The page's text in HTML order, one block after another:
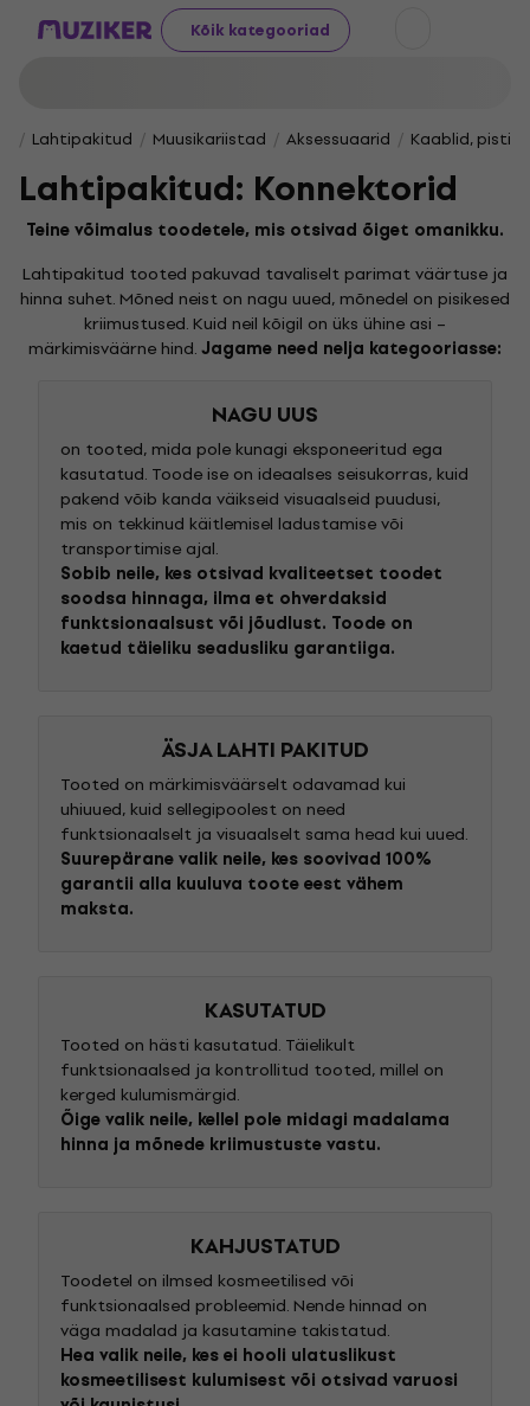
Kõik kategooriad
Lahtipakitud Muusikariistad Aksessuaarid Kaablid,
Lahtipakitud: Konnektorid
Teine võimalus toodetele, mis otsivad õiget omanikku.
Lahtipakitud tooted pakuvad tavaliselt parimat väärtuse ja
hinna suhet. Mõned neist on nagu uued, mõnedel on pisikesed
kriimustused. Kuid neil kõigil on üks ühine asi –
märkimisväärne hind.Jagame need nelja kategooriasse:
NAGU UUS
on tooted, mida pole kunagi eksponeeritud ega
kasutatud. Toode ise on ideaalses seisukorras, kuid
pakend võib kanda väikseid visuaalseid puudusi,
mis on tekkinud käitlemisel ladustamise või
transportimise ajal.
Sobib neile, kes otsivad kvaliteetset toodet
soodsa hinnaga, ilma et ohverdaksid
funktsionaalsust või jõudlust. Toode on
kaetud täieliku seadusliku garantiiga.
ÄSJA LAHTI PAKITUD
Tooted on märkimisväärselt odavamad kui
uhiuued, kuid sellegipoolest on need
funktsionaalselt ja visuaalselt sama head kui uued.
Suurepärane valik neile, kes soovivad 100%
garantii alla kuuluva toote eest vähem
maksta.
KASUTATUD
Tooted on hästi kasutatud. Täielikult
funktsionaalsed ja kontrollitud tooted, millel on
kerged kulumismärgid.
Õige valik neile, kellel pole midagi madalama
hinna ja mõnede kriimustuste vastu.
KAHJUSTATUD
Toodetel on ilmsed kosmeetilised või
funktsionaalsed probleemid. Nende hinnad on
väga madalad ja kasutamine takistatud.
Hea valik neile, kes ei hooli ulatuslikust
kosmeetilisest kulumisest või otsivad varuosi